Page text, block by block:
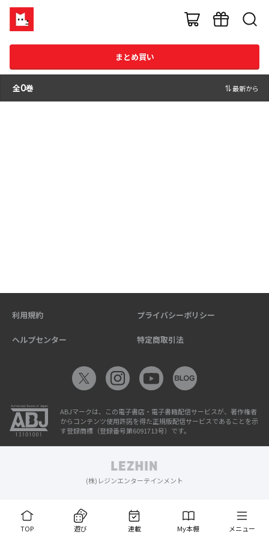
まとめ買い
全0巻 最新から
TOP 遊び 連載 My本棚 メニュー
利用規約 プライバシーポリシー
ヘルプセンター 特定商取引法
ABJマークは、この電子書店・電子書籍配信サービスが、著作権者
からコンテンツ使用許諾を得た正規版配信サービスであることを示
す登録商標（登録番号第6091713号）です。
(株)レジンエンターテインメント